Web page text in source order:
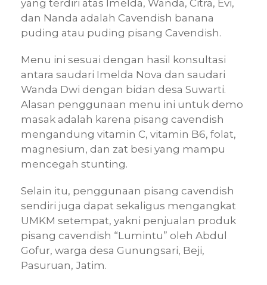
yang terdiri atas Imelda, Wanda, Citra, Evi,
dan Nanda adalah Cavendish banana
puding atau puding pisang Cavendish.
Menu ini sesuai dengan hasil konsultasi
antara saudari Imelda Nova dan saudari
Wanda Dwi dengan bidan desa Suwarti.
Alasan penggunaan menu ini untuk demo
masak adalah karena pisang cavendish
mengandung vitamin C, vitamin B6, folat,
magnesium, dan zat besi yang mampu
mencegah stunting.
Selain itu, penggunaan pisang cavendish
sendiri juga dapat sekaligus mengangkat
UMKM setempat, yakni penjualan produk
pisang cavendish “Lumintu” oleh Abdul
Gofur, warga desa Gunungsari, Beji,
Pasuruan, Jatim.